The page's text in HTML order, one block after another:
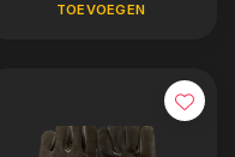
TOEVOEGEN